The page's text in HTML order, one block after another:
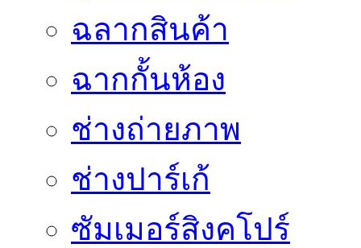
ฉลากสินค้า
ฉากกั้นห้อง
ช่างถ่ายภาพ
ช่างปาร์เก้
ซัมเมอร์สิงคโปร์